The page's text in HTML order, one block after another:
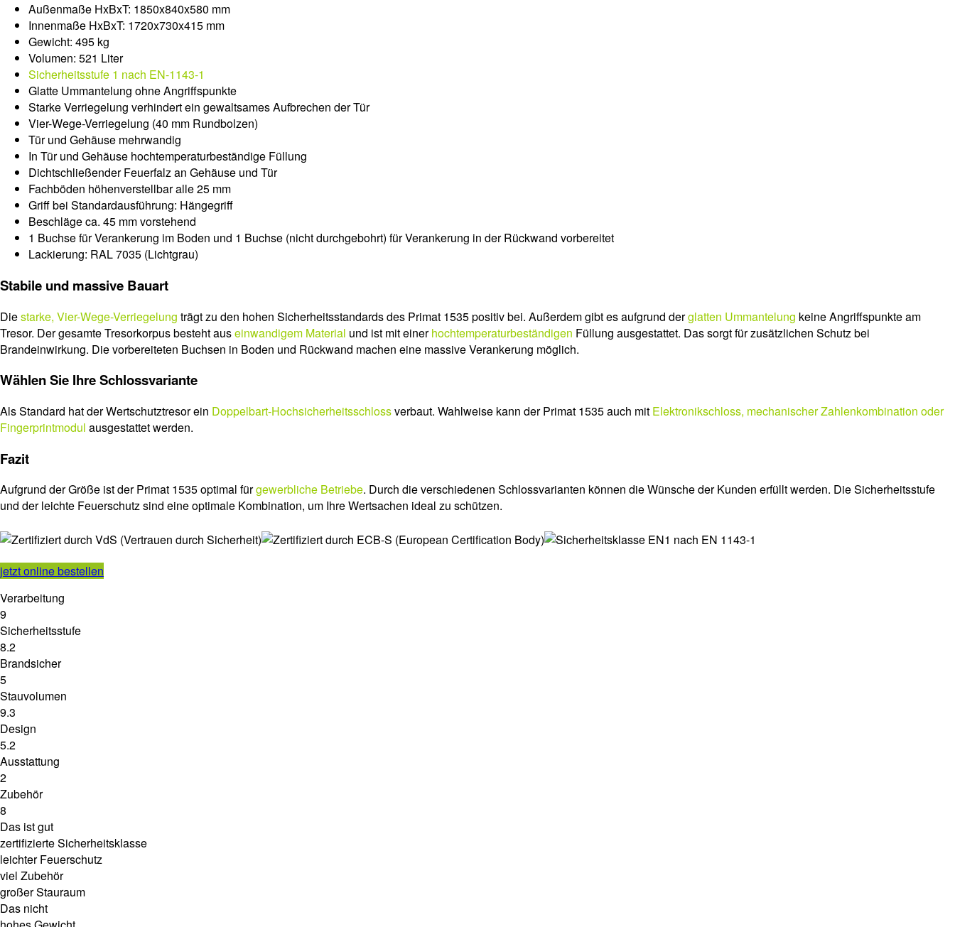
Außenmaße HxBxT: 1850x840x580 mm
Innenmaße HxBxT: 1720x730x415 mm
Gewicht: 495 kg
Volumen: 521 Liter
Sicherheitsstufe 1 nach EN-1143-1
Glatte Ummantelung ohne Angriffspunkte
Starke Verriegelung verhindert ein gewaltsames Aufbrechen der Tür
Vier-Wege-Verriegelung (40 mm Rundbolzen)
Tür und Gehäuse mehrwandig
In Tür und Gehäuse hochtemperaturbeständige Füllung
Dichtschließender Feuerfalz an Gehäuse und Tür
Fachböden höhenverstellbar alle 25 mm
Griff bei Standardausführung: Hängegriff
Beschläge ca. 45 mm vorstehend
1 Buchse für Verankerung im Boden und 1 Buchse (nicht durchgebohrt) für Verankerung in der Rückwand vorbereitet
Lackierung: RAL 7035 (Lichtgrau)
Stabile und massive Bauart
Diestarke, Vier-Wege-Verriegelung trägt zu den hohen Sicherheitsstandards des Primat 1535 positiv bei. Außerdem gibt es aufgrund derglatten Ummantelung keine Angriffspunkte am
Tresor. Der gesamte Tresorkorpus besteht auseinwandigem Material und ist mit einerhochtemperaturbeständigen Füllung ausgestattet. Das sorgt für zusätzlichen Schutz bei
Brandeinwirkung. Die vorbereiteten Buchsen in Boden und Rückwand machen eine massive Verankerung möglich.
Wählen Sie Ihre Schlossvariante
Als Standard hat der Wertschutztresor ein Doppelbart-Hochsicherheitsschlossverbaut. Wahlweise kann der Primat 1535 auch mit Elektronikschloss, mechanischer Zahlenkombination oder
Fingerprintmodul ausgestattet werden.
Fazit
Aufgrund der Größe ist der Primat 1535 optimal fürgewerbliche Betriebe. Durch die verschiedenen Schlossvarianten können die Wünsche der Kunden erfüllt werden. Die Sicherheitsstufe
und der leichte Feuerschutz sind eine optimale Kombination, um Ihre Wertsachen ideal zu schützen.
jetzt online bestellen
Verarbeitung
9
Sicherheitsstufe
8.2
Brandsicher
5
Stauvolumen
9.3
Design
5.2
Ausstattung
2
Zubehör
8
Das ist gut
zertifizierte Sicherheitsklasse
leichter Feuerschutz
viel Zubehör
großer Stauraum
Das nicht